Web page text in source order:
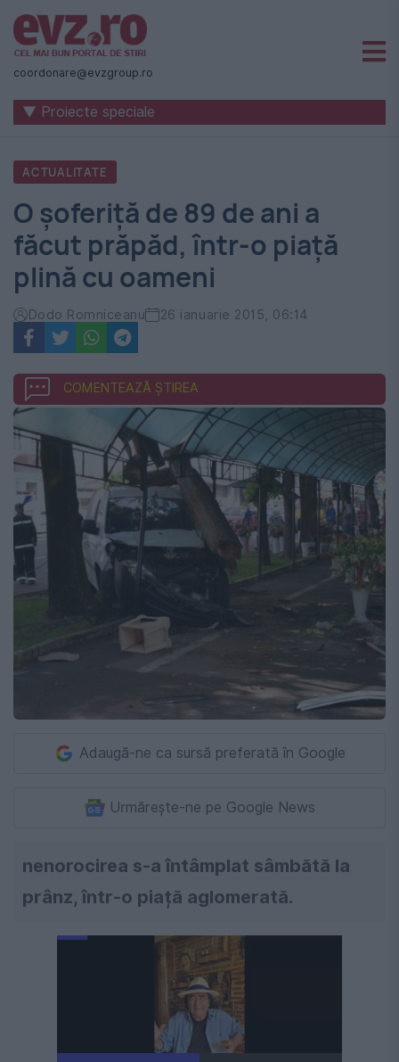
Știri
naționale
internaționale
România
-
Evenimentul
Zilei
coordonare@evzgroup.ro
▼ Proiecte speciale
ACTUALITATE
O șoferiță de 89 de ani a
făcut prăpăd, într-o piață
plină cu oameni
Dodo Romniceanu 26 ianuarie 2015, 06:14
COMENTEAZĂ ȘTIREA
Adaugă-ne ca sursă preferată în Google
Urmărește-ne pe Google News
nenorocirea s-a întâmplat sâmbătă la
prânz, într-o piață aglomerată.